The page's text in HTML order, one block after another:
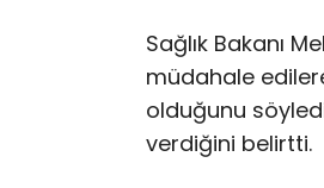
Sağlık Bakanı
müdahale
olduğunu
verdiğini belirtti.